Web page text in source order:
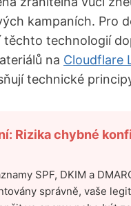
kampaních. Pro
těchto technologií
na Cloudflare
technické
Rizika chybné
SPF, DKIM a
správně, vaše